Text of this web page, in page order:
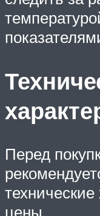
Перед
технические
цены.